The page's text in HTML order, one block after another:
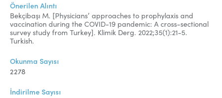
Önerilen Alıntı
Bekçibaşı M. [Physicians’ approaches to prophylaxis and
vaccination during the COVID-19 pandemic: A cross-sectional
survey study from Turkey]. Klimik Derg. 2022;35(1):21-5.
Turkish.
Okunma Sayısı
2278
İndirilme Sayısı